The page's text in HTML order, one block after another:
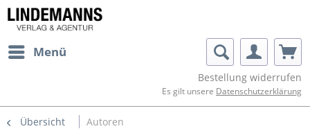
Menü
Bestellung widerrufen
Es gilt unsere Datenschutzerklärung
Übersicht Autoren